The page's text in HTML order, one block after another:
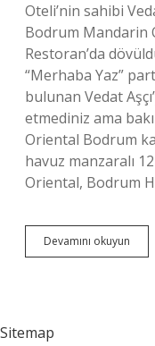
Oteli’nin sahibi
Bodrum Mandarin
Restoran’da
“Merhaba Yaz”
bulunan Vedat
etmediniz ama
Oriental Bodrum
havuz manzaralı
Oriental, Bodrum
Devamını okuyun
Sitemap